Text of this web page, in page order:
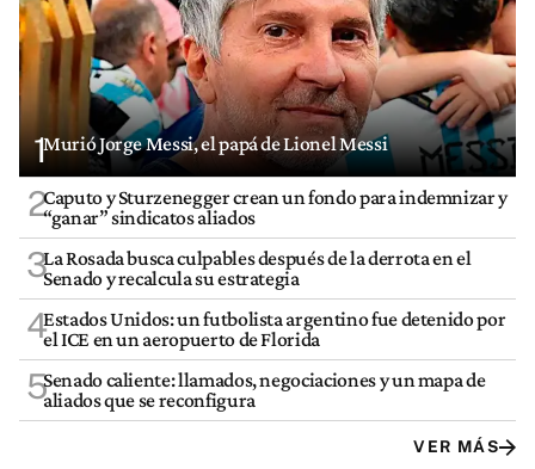
1Murió Jorge Messi, el papá de Lionel Messi
2Caputo y Sturzenegger crean un fondo para indemnizar y
“ganar” sindicatos aliados
3La Rosada busca culpables después de la derrota en el
Senado y recalcula su estrategia
4Estados Unidos: un futbolista argentino fue detenido por
el ICE en un aeropuerto de Florida
5Senado caliente: llamados, negociaciones y un mapa de
aliados que se reconfigura
VER MÁS